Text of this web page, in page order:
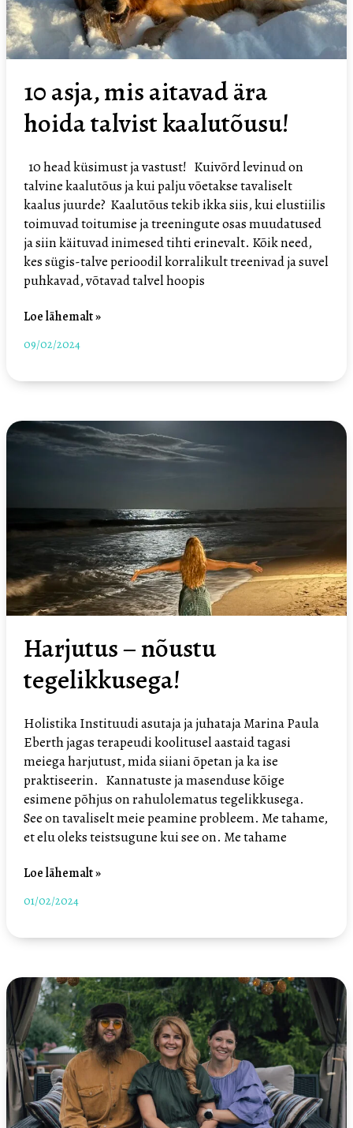
10 asja, mis aitavad ära
hoida talvist kaalutõusu!
10 head küsimust ja vastust! Kuivõrd levinud on
talvine kaalutõus ja kui palju võetakse tavaliselt
kaalus juurde? Kaalutõus tekib ikka siis, kui elustiilis
toimuvad toitumise ja treeningute osas muudatused
ja siin käituvad inimesed tihti erinevalt. Kõik need,
kes sügis-talve perioodil korralikult treenivad ja suvel
puhkavad, võtavad talvel hoopis
kaalutõusu!
Loe lähemalt »
09/02/2024
Harjutus – nõustu
tegelikkusega!
Holistika Instituudi asutaja ja juhataja Marina Paula
Eberth jagas terapeudi koolitusel aastaid tagasi
meiega harjutust, mida siiani õpetan ja ka ise
praktiseerin. Kannatuste ja masenduse kõige
esimene põhjus on rahulolematus tegelikkusega.
See on tavaliselt meie peamine probleem. Me tahame,
et elu oleks teistsugune kui see on. Me tahame
Harjutus
Loe lähemalt »
01/02/2024
Miks
on
elus
nii
raske
muuta
oma
käitumisharjumusi?